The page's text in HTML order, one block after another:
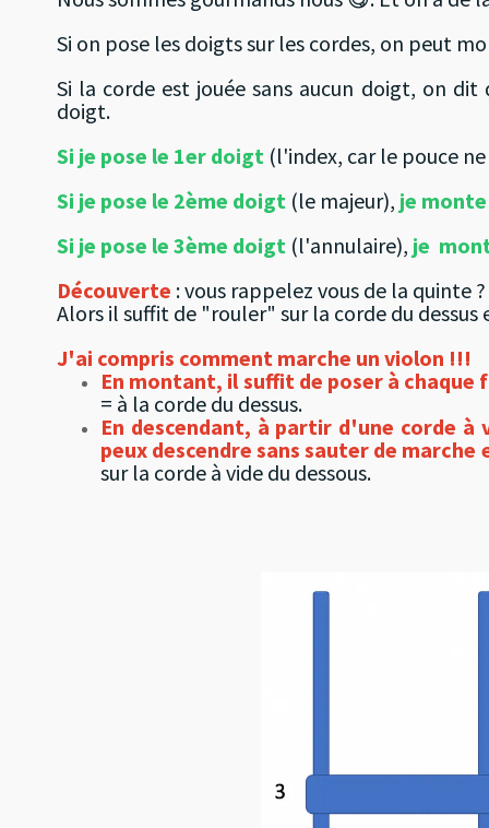
Si on pose les doigts sur les cordes, on peut
Si la corde est jouée sans aucun doigt, on
doigt.
Si je pose le 1er doigt (l'index, car le pouce
Si je pose le 2ème doigt (le majeur), je
Si je pose le 3ème doigt (l'annulaire), je
Découverte : vous rappelez vous de la quinte
Alors il suffit de "rouler" sur la corde du dessus
J'ai compris comment marche un violon !!!
En montant, il suffit de poser à chaque
= à la corde du dessus.
En descendant, à partir d'une corde
peux descendre sans sauter de
sur la corde à vide du dessous.